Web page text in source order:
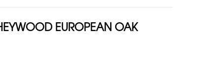
EUROPEAN OAK